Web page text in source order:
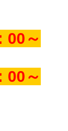
00～
00～